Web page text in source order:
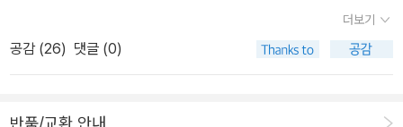
미국 벨 연구소에서 불순물이 들어간 실리콘이 빛에 매우 민감하게
어도 읽어보길 추천한다. 이 책을 읽은 후에는 일상 속에 숨겨 있는 빛
힌다, 라고 되어있네.그날 밤 체르노빌. '무언가를 해야 한다는 것은
모두가 알고 있었다.그런데 그 무언가가 대체 무언가?'사회주의의 밝
만의 문제는 아니었다. 비밀주의에 기반한 원자력 산업 자체가 파국
는 책 제목이 괜히 스무 번 쯤 구겨진 책을 받은 걸 떠올리게 한다는.
고객센터로 몇 번 항의성 불편사항 접수를 해야 좀 신경써서 포장하
고 상품을 담는다는 느낌은 나만 갖고 있는것일까. 한두번은 이럴 수
더보기
공감 (26) 댓글 (0)
반품/교환 안내